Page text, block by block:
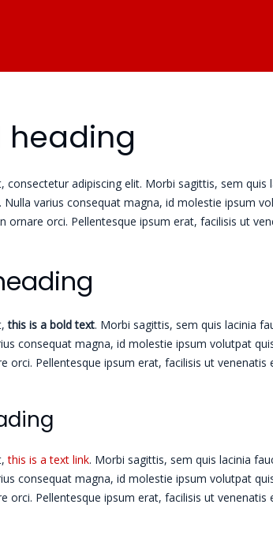
heading
adipiscing elit. Morbi sagittis, sem
varius consequat magna, id molestie ipsum
ornare orci. Pellentesque ipsum erat, facilisis ut
this is a bold text. Morbi sagittis, sem quis lacinia
consequat magna, id molestie ipsum volutpat
orci. Pellentesque ipsum erat, facilisis ut venenatis
this is a text link. Morbi sagittis, sem quis lacinia
consequat magna, id molestie ipsum volutpat
orci. Pellentesque ipsum erat, facilisis ut venenatis